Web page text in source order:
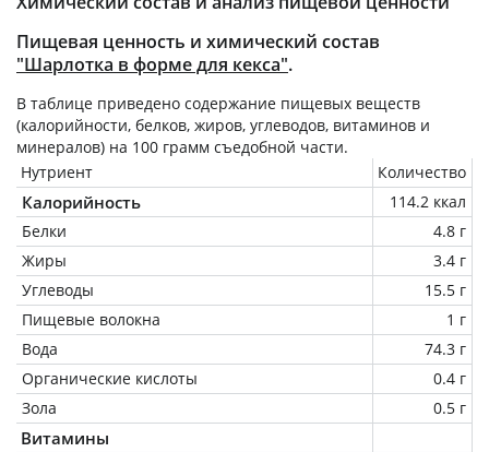
Пищевая ценность и химический состав
"Шарлотка в форме для кекса".
В таблице приведено содержание пищевых веществ
(калорийности, белков, жиров, углеводов, витаминов и
минералов) на 100 грамм съедобной части.
Нутриент
Количество
Калорийность
114.2 ккал
Белки
4.8 г
Жиры
3.4 г
Углеводы
15.5 г
Пищевые волокна
1 г
Вода
74.3 г
Органические кислоты
0.4 г
Зола
0.5 г
Витамины